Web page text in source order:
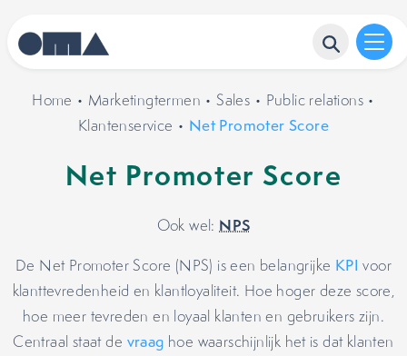
Home • Marketingtermen •Sales • Public relations•
Klantenservice • Net Promoter Score
Net Promoter Score
Ook wel: NPS
De Net Promoter Score (NPS) is een belangrijke KPI voor
klanttevredenheid en klantloyaliteit. Hoe hoger deze score,
hoe meer tevreden en loyaal klanten en gebruikers zijn.
Centraal staat de vraag hoe waarschijnlijk het is dat klanten